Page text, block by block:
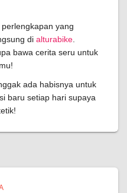
yang
di alturabike
bawa cerita seru untuk
ada habisnya untuk
baru setiap hari supaya